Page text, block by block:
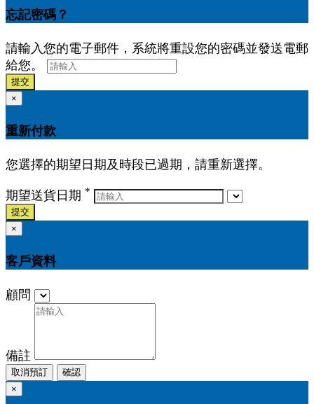
忘記密碼？
請輸入您的電子郵件，系統將重設您的密碼並發送電郵
給您。
提交
×
重新付款
您選擇的期望日期及時段已過期，請重新選擇。
期望送貨日期 *
提交
×
客戶資料
顧問
備註
取消預訂
確認
×